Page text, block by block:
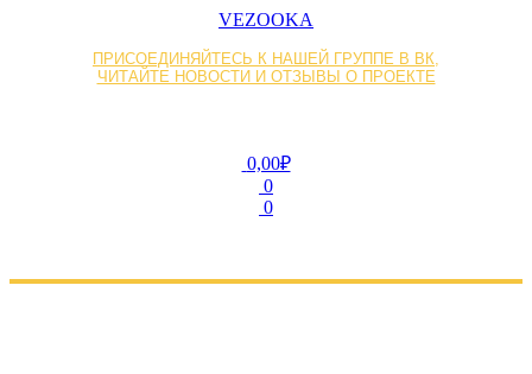
VEZOOKA
ПРИСОЕДИНЯЙТЕСЬ К НАШЕЙ ГРУППЕ В ВК,
ЧИТАЙТЕ НОВОСТИ И ОТЗЫВЫ О ПРОЕКТЕ
0,00₽
0
0